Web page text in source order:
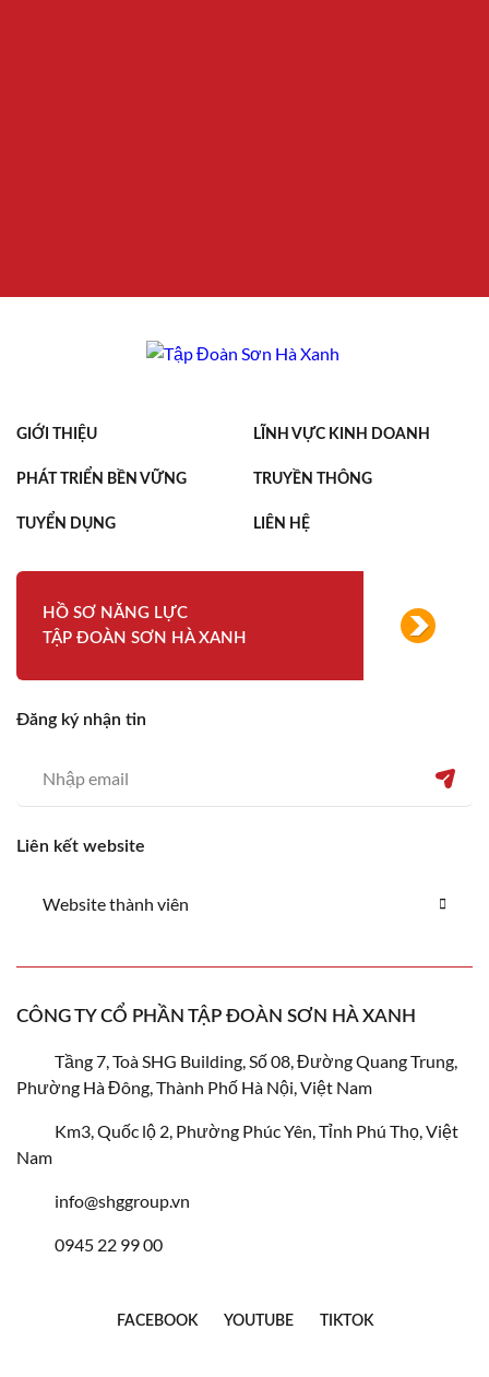
GIỚI THIỆU LĨNH VỰC KINH DOANH
PHÁT TRIỂN BỀN VỮNG TRUYỀN THÔNG
TUYỂN DỤNG LIÊN HỆ
HỒ SƠ NĂNG LỰC
TẬP ĐOÀN SƠN HÀ XANH
Đăng ký nhận tin
Liên kết website
Website thành viên
CÔNG TY CỔ PHẦN TẬP ĐOÀN SƠN HÀ XANH
Tầng 7, Toà SHG Building, Số 08, Đường Quang Trung,
Phường Hà Đông, Thành Phố Hà Nội, Việt Nam
Km3, Quốc lộ 2, Phường Phúc Yên, Tỉnh Phú Thọ, Việt
Nam
info@shggroup.vn
0945 22 99 00
FACEBOOK YOUTUBE TIKTOK